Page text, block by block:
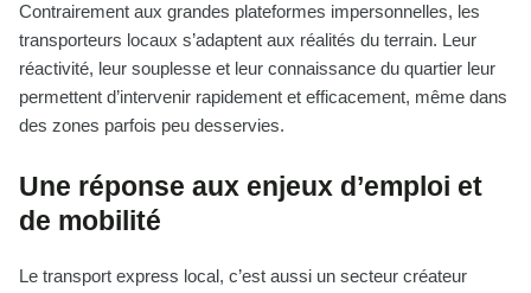
Contrairement aux grandes plateformes impersonnelles, les
transporteurs locaux s’adaptent aux réalités du terrain. Leur
réactivité, leur souplesse et leur connaissance du quartier leur
permettent d’intervenir rapidement et efficacement, même dans
des zones parfois peu desservies.
Une réponse aux enjeux d’emploi et
de mobilité
Le transport express local, c’est aussi un secteur créateur